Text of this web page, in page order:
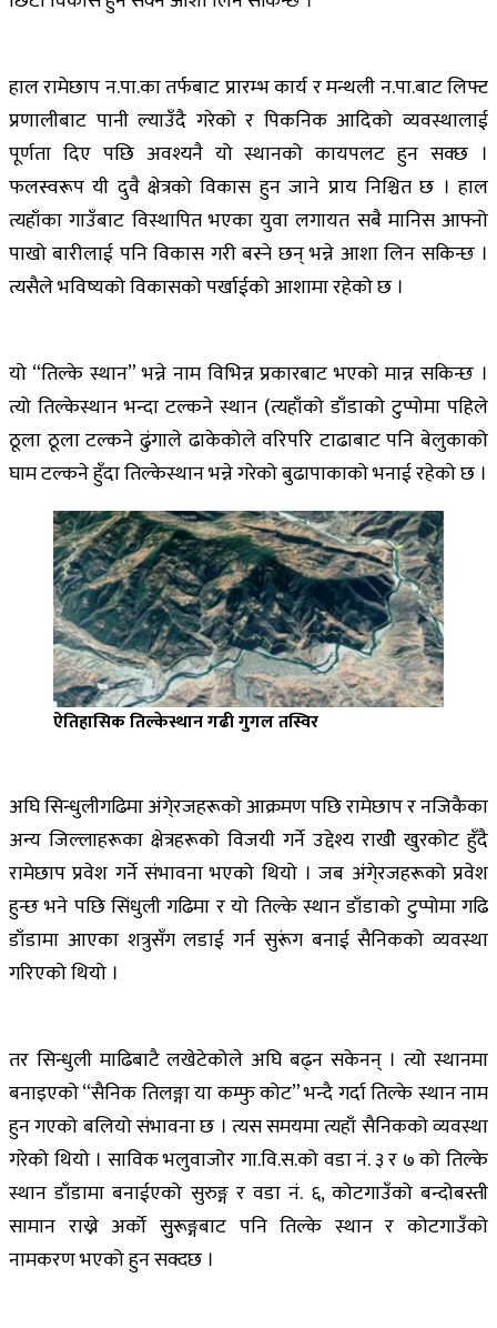
हाल रामेछाप न.पा.का तर्फबाट प्रारम्भ कार्य र मन्थली न.पा.बाट लिफ्ट
प्रणालीबाट पानी ल्याउँदै गरेको र पिकनिक आदिको व्यवस्थालाई
पूर्णता दिए पछि अवश्यनै यो स्थानको कायपलट हुन सक्छ ।
फलस्वरूप यी दुवै क्षेत्रको विकास हुन जाने प्राय निश्चित छ । हाल
त्यहाँका गाउँबाट विस्थापित भएका युवा लगायत सबै मानिस आफ्नो
पाखो बारीलाई पनि विकास गरी बस्ने छन् भन्ने आशा लिन सकिन्छ ।
त्यसैले भविष्यको विकासको पर्खाईको आशामा रहेको छ ।
यो “तिल्के स्थान” भन्ने नाम विभिन्न प्रकारबाट भएको मान्न सकिन्छ ।
त्यो तिल्केस्थान भन्दा टल्कने स्थान (त्यहाँको डाँडाको टुप्पोमा पहिले
ठूला ठूला टल्कने ढुंगाले ढाकेकोले वरिपरि टाढाबाट पनि बेलुकाको
घाम टल्कने हुँदा तिल्केस्थान भन्ने गरेको बुढापाकाको भनाई रहेको छ ।
ऐतिहासिक तिल्केस्थान गढी गुगल तस्विर
अघि सिन्धुलीगढिमा अंगे्रजहरूको आक्रमण पछि रामेछाप र नजिकैका
अन्य जिल्लाहरूका क्षेत्रहरूको विजयी गर्ने उद्देश्य राखीे खुरकोट हुँदै
रामेछाप प्रवेश गर्ने संभावना भएको थियो । जब अंगे्रजहरूको प्रवेश
हुन्छ भने पछि सिंधुली गढिमा र यो तिल्के स्थान डाँडाको टुप्पोमा गढि
डाँडामा आएका शत्रुसँग लडाई गर्न सुरूंग बनाई सैनिकको व्यवस्था
गरिएको थियो ।
तर सिन्धुली माढिबाटै लखेटेकोले अघि बढ्न सकेनन् । त्यो स्थानमा
बनाइएको “सैनिक तिलङ्गा या कम्फु कोट” भन्दै गर्दा तिल्के स्थान नाम
हुन गएको बलियो संभावना छ । त्यस समयमा त्यहाँ सैनिकको व्यवस्था
गरेको थियो । साविक भलुवाजोर गा.वि.स.को वडा नं. ३ र ७ को तिल्के
स्थान डाँडामा बनाईएको सुरुङ्ग र वडा नं. ६, कोटगाउँको बन्दोबस्ती
सामान राख्ने अर्को सुुरूङ्गबाट पनि तिल्के स्थान र कोटगाउँको
नामकरण भएको हुन सक्दछ ।